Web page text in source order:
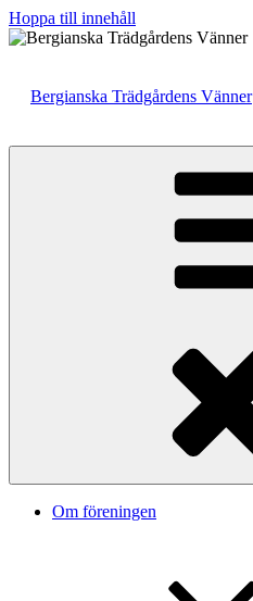
Hoppa till innehåll
Bergianska Trädgårdens Vänner
Om föreningen